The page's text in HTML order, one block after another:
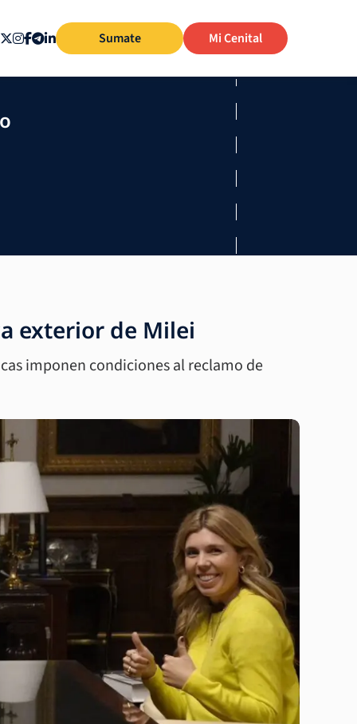
Sumate Mi Cenital
exterior de Milei
imponen condiciones al reclamo de